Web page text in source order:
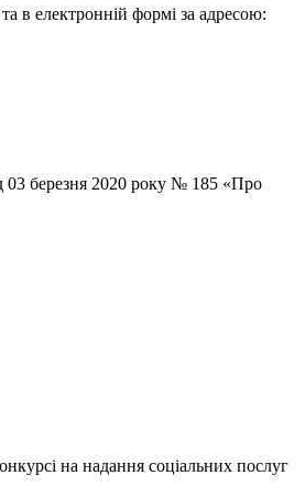
в електронній формі за адресою:
03 березня 2020 року № 185 «Про
на надання соціальних послуг